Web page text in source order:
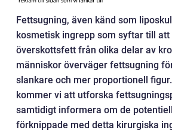
Fettsugning, även känd som
kosmetisk ingrepp som syftar till att
överskottsfett från olika delar av
människor överväger fettsugning
slankare och mer proportionell
kommer vi att utforska
samtidigt informera om de
förknippade med detta kirurgiska